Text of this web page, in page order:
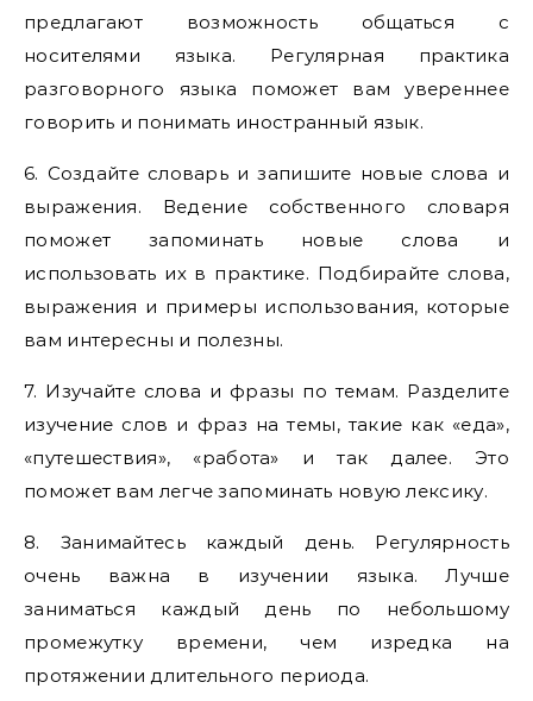
предлагают возможность общаться с
носителями языка. Регулярная практика
разговорного языка поможет вам увереннее
говорить и понимать иностранный язык.
6. Создайте словарь и запишите новые слова и
выражения. Ведение собственного словаря
поможет запоминать новые слова и
использовать их в практике. Подбирайте слова,
выражения и примеры использования, которые
вам интересны и полезны.
7. Изучайте слова и фразы по темам. Разделите
изучение слов и фраз на темы, такие как «еда»,
«путешествия», «работа» и так далее. Это
поможет вам легче запоминать новую лексику.
8. Занимайтесь каждый день. Регулярность
очень важна в изучении языка. Лучше
заниматься каждый день по небольшому
промежутку времени, чем изредка на
протяжении длительного периода.